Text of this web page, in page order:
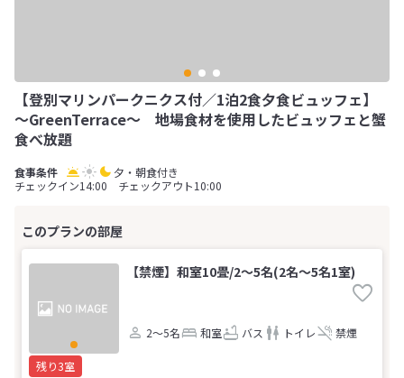
【登別マリンパークニクス付／1泊2食夕食ビュッフェ】
～GreenTerrace～ 地場食材を使用したビュッフェと蟹
食べ放題
夕・朝食付き
チェックイン14:00 チェックアウト10:00
【禁煙】和室10畳/2～5名(2名～5名1室)
2～5名 和室 バス トイレ 禁煙
残り3室